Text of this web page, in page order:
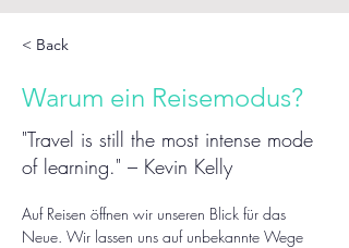
< Back
Warum ein Reisemodus?
"Travel is still the most intense mode
of learning." – Kevin Kelly
Auf Reisen öffnen wir unseren Blick für das
Neue. Wir lassen uns auf unbekannte Wege